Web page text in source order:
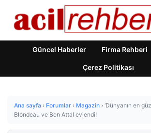
Güncel Haberler Firma Rehberi
Çerez Politikası
Ana sayfa › Forumlar › Magazin › ‘Dünyanın en
Blondeau ve Ben Attal evlendi!